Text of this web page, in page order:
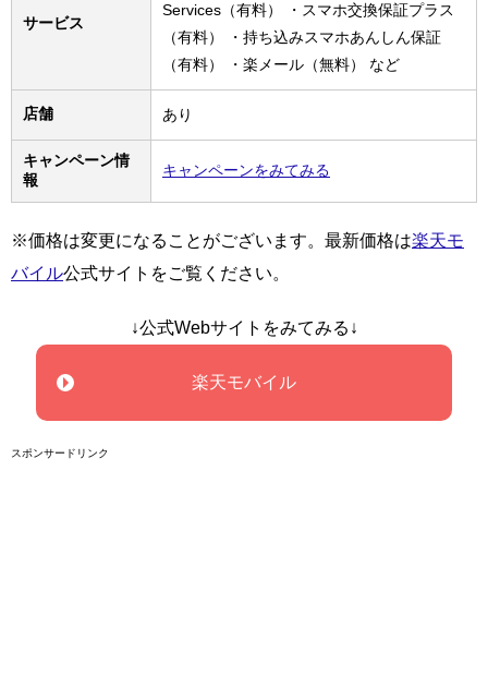
サービス
Services（有料） ・スマホ交換保証プラス
（有料） ・持ち込みスマホあんしん保証
（有料） ・楽メール（無料） など
店舗 あり
キャンペーン情
報
キャンペーンをみてみる
※価格は変更になることがございます。最新価格は楽天モ
バイル公式サイトをご覧ください。
↓公式Webサイトをみてみる↓
楽天モバイル
スポンサードリンク